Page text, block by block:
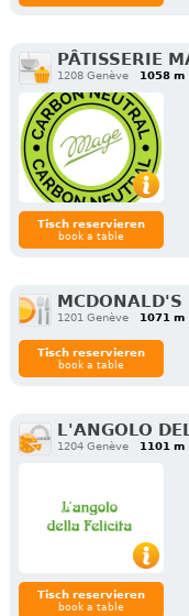
PÂTISSERIE
1208 Genève 1058 m
Tisch reservieren
book a table
MCDONALD'S
1201 Genève 1071 m
Tisch reservieren
book a table
L'ANGOLO
1204 Genève 1101 m
Tisch reservieren
book a table